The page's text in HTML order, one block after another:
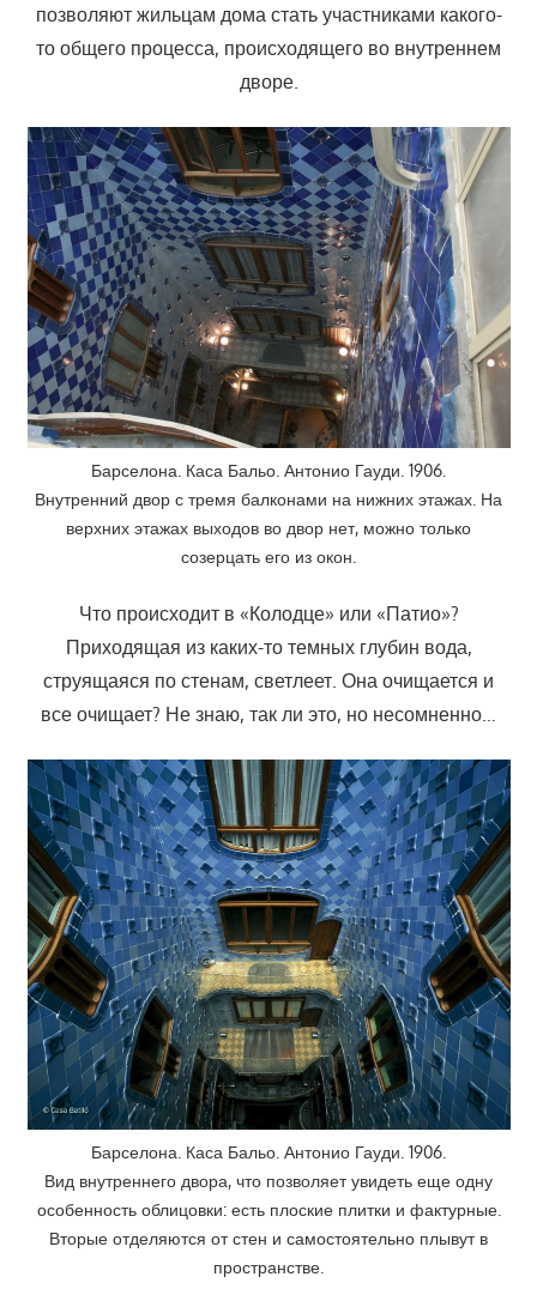
позволяют жильцам дома стать участниками какого-
то общего процесса, происходящего во внутреннем
дворе.
Барселона. Каса Бальо. Антонио Гауди. 1906.
Внутренний двор с тремя балконами на нижних этажах. На
верхних этажах выходов во двор нет, можно только
созерцать его из окон.
Что происходит в «Колодце» или «Патио»?
Приходящая из каких-то темных глубин вода,
струящаяся по стенам, светлеет. Она очищается и
все очищает? Не знаю, так ли это, но несомненно…
Барселона. Каса Бальо. Антонио Гауди. 1906.
Вид внутреннего двора, что позволяет увидеть еще одну
особенность облицовки: есть плоские плитки и фактурные.
Вторые отделяются от стен и самостоятельно плывут в
пространстве.